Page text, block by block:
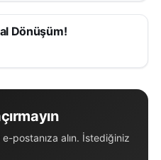
Dönüşüm!
postanıza alın. İstediğiniz